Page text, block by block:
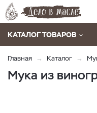
КАТАЛОГ ТОВАРОВ
Главная Каталог
Мука из